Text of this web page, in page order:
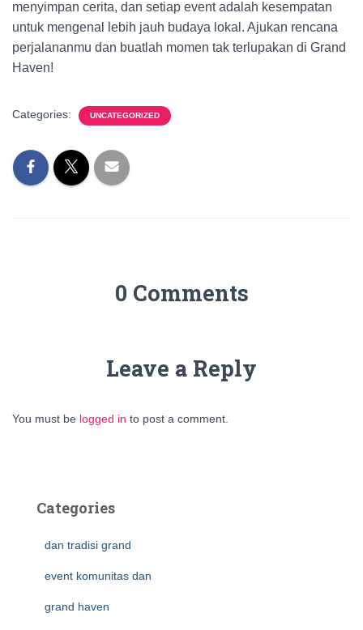
menyimpan cerita, dan setiap event adalah kesempatan
untuk mengenal lebih jauh budaya lokal. Ajukan rencana
perjalananmu dan buatlah momen tak terlupakan di Grand
Haven!
Categories: UNCATEGORIZED
0 Comments
Leave a Reply
You must be logged in to post a comment.
Categories
dan tradisi grand
event komunitas dan
grand haven